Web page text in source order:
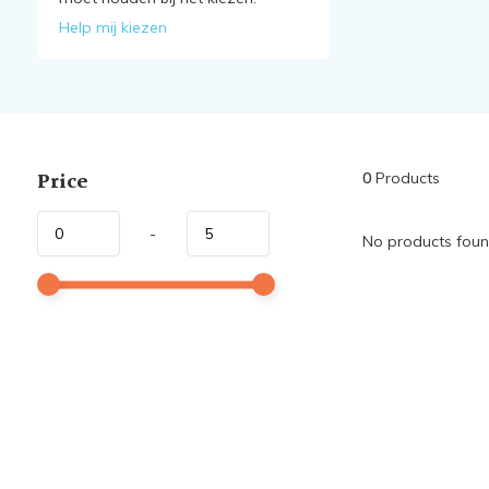
Help mij kiezen
Price
-
0Products
No products